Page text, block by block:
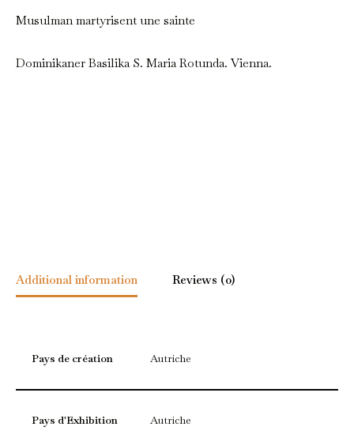
Musulman martyrisent une sainte
Dominikaner Basilika S. Maria Rotunda. Vienna.
Additional information Reviews (0)
Pays de création Autriche
Pays d'Exhibition Autriche